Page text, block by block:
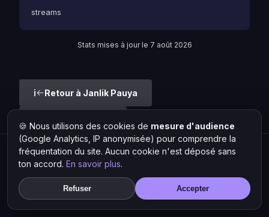
streams
Stats mises à jour le 7 août 2026
Retour à Janlik Pauya
Hit Lokal ·L'actu rap & musique urbaine
© 2026 — Tous droits réservés ·
cookies
🍪 Nous utilisons des cookies de mesure d'audience
(Google Analytics, IP anonymisée) pour comprendre la
fréquentation du site. Aucun cookie n'est déposé sans
ton accord. En savoir plus.
Refuser Accepter